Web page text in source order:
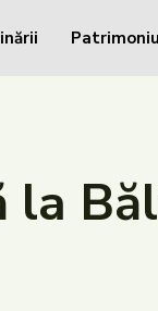
Patrimoniu
la